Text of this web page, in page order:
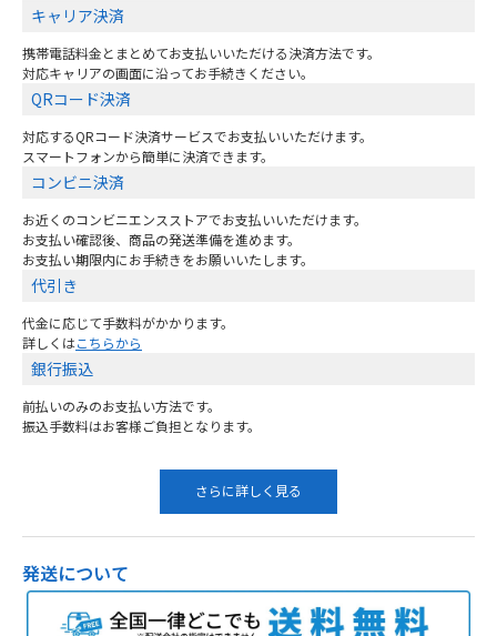
キャリア決済
携帯電話料金とまとめてお支払いいただける決済方法です。
対応キャリアの画面に沿ってお手続きください。
QRコード決済
対応するQRコード決済サービスでお支払いいただけます。
スマートフォンから簡単に決済できます。
コンビニ決済
お近くのコンビニエンスストアでお支払いいただけます。
お支払い確認後、商品の発送準備を進めます。
お支払い期限内にお手続きをお願いいたします。
代引き
代金に応じて手数料がかかります。
詳しくはこちらから
銀行振込
前払いのみのお支払い方法です。
振込手数料はお客様ご負担となります。
さらに詳しく見る
発送について